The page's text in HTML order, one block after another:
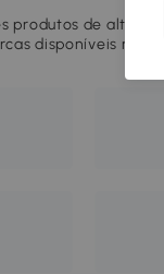
produtos de alta
disponíveis na